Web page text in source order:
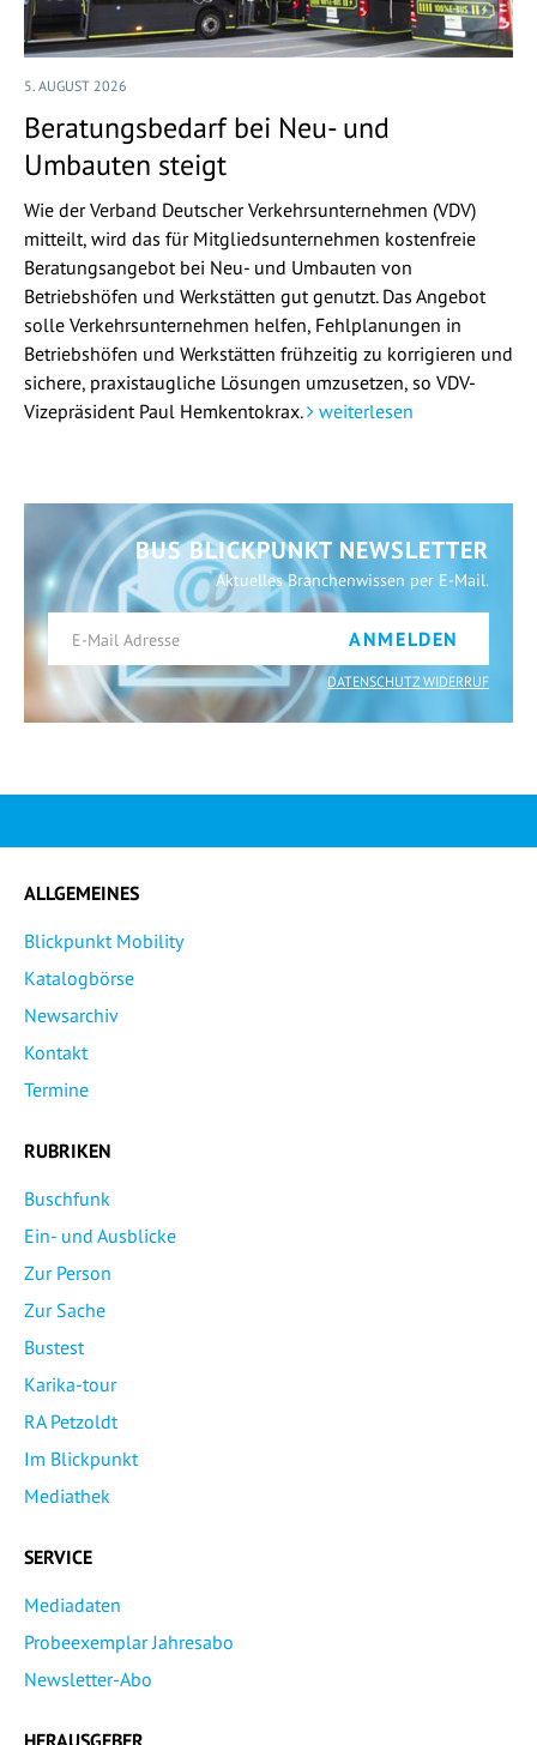
5. AUGUST 2026
Beratungsbedarf bei Neu- und
Umbauten steigt
Wie der Verband Deutscher Verkehrsunternehmen (VDV)
mitteilt, wird das für Mitgliedsunternehmen kostenfreie
Beratungsangebot bei Neu- und Umbauten von
Betriebshöfen und Werkstätten gut genutzt. Das Angebot
solle Verkehrsunternehmen helfen, Fehlplanungen in
Betriebshöfen und Werkstätten frühzeitig zu korrigieren und
sichere, praxistaugliche Lösungen umzusetzen, so VDV-
Vizepräsident Paul Hemkentokrax.
weiterlesen
BUS BLICKPUNKT NEWSLETTER
Aktuelles Branchenwissen per E-Mail.
ANMELDEN
DATENSCHUTZ WIDERRUF
ALLGEMEINES
Blickpunkt Mobility
Katalogbörse
Newsarchiv
Kontakt
Termine
RUBRIKEN
Buschfunk
Ein- und Ausblicke
Zur Person
Zur Sache
Bustest
Karika-tour
RA Petzoldt
Im Blickpunkt
Mediathek
SERVICE
Mediadaten
Probeexemplar Jahresabo
Newsletter-Abo